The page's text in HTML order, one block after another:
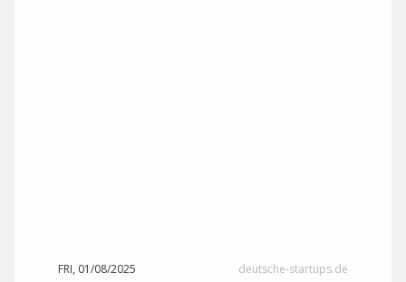
FRI, 01/08/2025 deutsche-startups.de